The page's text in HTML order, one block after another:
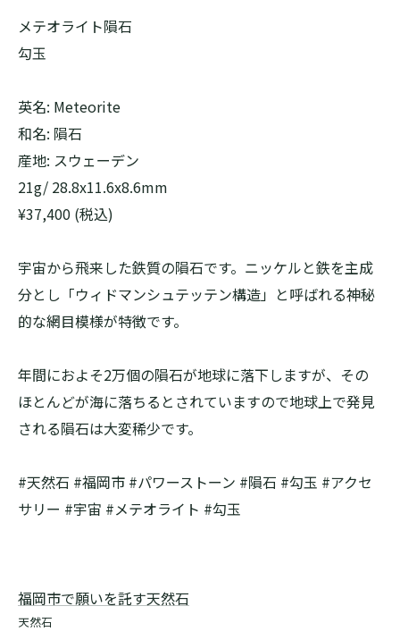
メテオライト隕石
勾玉
英名: Meteorite
和名: 隕石
産地: スウェーデン
21g/ 28.8x11.6x8.6mm
¥37,400 (税込)
宇宙から飛来した鉄質の隕石です。ニッケルと鉄を主成
分とし「ウィドマンシュテッテン構造」と呼ばれる神秘
的な網目模様が特徴です。
年間におよそ2万個の隕石が地球に落下しますが、その
ほとんどが海に落ちるとされていますので地球上で発見
される隕石は大変稀少です。
#天然石 #福岡市 #パワーストーン #隕石 #勾玉 #アクセ
サリー #宇宙 #メテオライト #勾玉
福岡市で願いを託す天然石
天然石